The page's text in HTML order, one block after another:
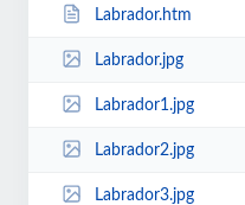
Labrador.htm
Labrador.jpg
Labrador1.jpg
Labrador2.jpg
Labrador3.jpg